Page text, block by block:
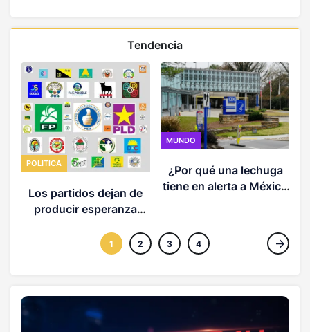
Tendencia
POLITICA
Los partidos dejan de
producir esperanza
MUNDO
¿Por qué una lechuga
tiene en alerta a México
1 2 3 4